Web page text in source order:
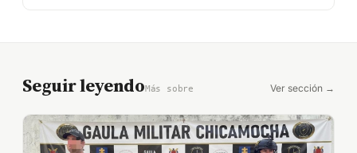
Seguir leyendoMás sobre Ver sección →